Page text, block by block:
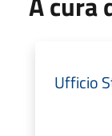
Ufficio